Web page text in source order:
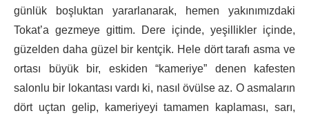
günlük boşluktan yararlanarak, hemen yakınımızdaki
Tokat’a gezmeye gittim. Dere içinde, yeşillikler içinde,
güzelden daha güzel bir kentçik. Hele dört tarafı asma ve
ortası büyük bir, eskiden “kameriye” denen kafesten
salonlu bir lokantası vardı ki, nasıl övülse az. O asmaların
dört uçtan gelip, kameriyeyi tamamen kaplaması, sarı,